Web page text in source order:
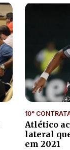
10°
Atlético
lateral
em 2021